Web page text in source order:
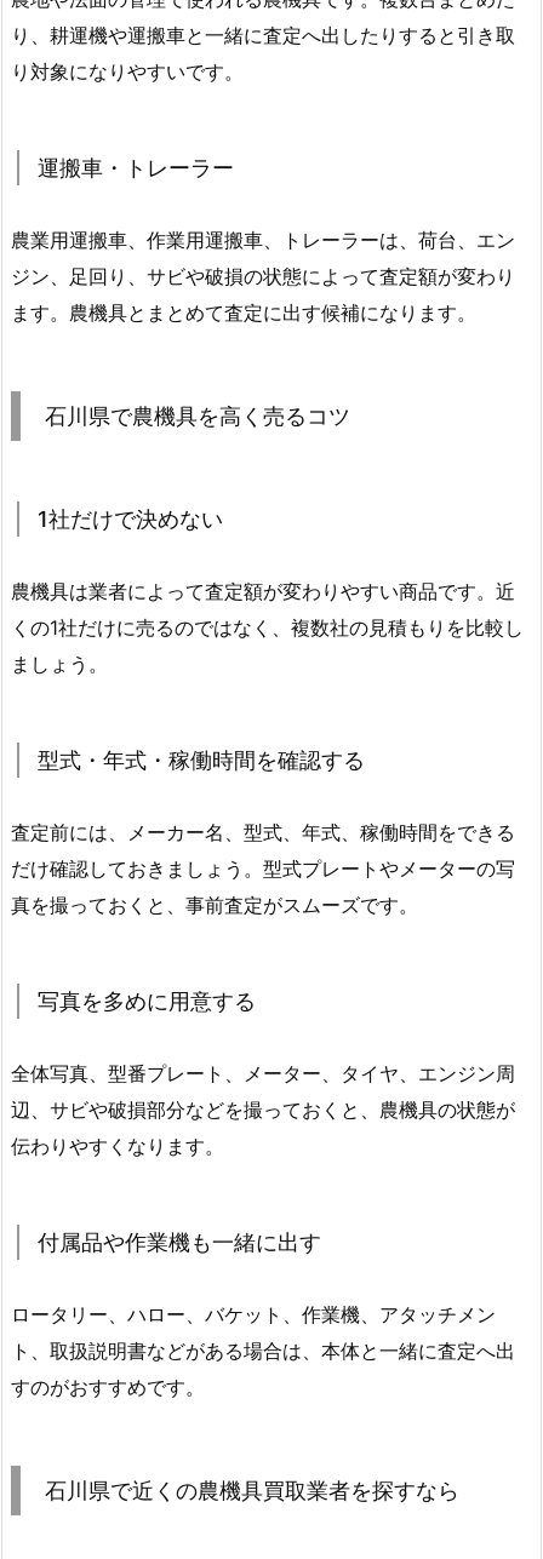
り、耕運機や運搬車と一緒に査定へ出したりすると引き取
り対象になりやすいです。
運搬車・トレーラー
農業用運搬車、作業用運搬車、トレーラーは、荷台、エン
ジン、足回り、サビや破損の状態によって査定額が変わり
ます。農機具とまとめて査定に出す候補になります。
石川県で農機具を高く売るコツ
1社だけで決めない
農機具は業者によって査定額が変わりやすい商品です。近
くの1社だけに売るのではなく、複数社の見積もりを比較し
ましょう。
型式・年式・稼働時間を確認する
査定前には、メーカー名、型式、年式、稼働時間をできる
だけ確認しておきましょう。型式プレートやメーターの写
真を撮っておくと、事前査定がスムーズです。
写真を多めに用意する
全体写真、型番プレート、メーター、タイヤ、エンジン周
辺、サビや破損部分などを撮っておくと、農機具の状態が
伝わりやすくなります。
付属品や作業機も一緒に出す
ロータリー、ハロー、バケット、作業機、アタッチメン
ト、取扱説明書などがある場合は、本体と一緒に査定へ出
すのがおすすめです。
石川県で近くの農機具買取業者を探すなら